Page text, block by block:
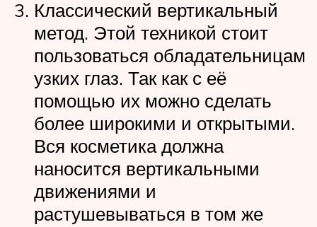
Классический вертикальный
метод. Этой техникой стоит
пользоваться обладательницам
узких глаз. Так как с её
помощью их можно сделать
более широкими и открытыми.
Вся косметика должна
наносится вертикальными
движениями и
растушевываться в том же